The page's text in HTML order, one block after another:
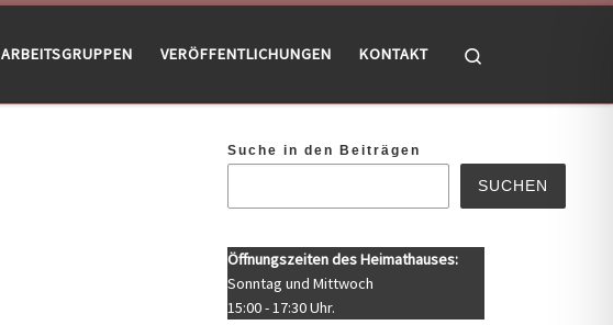
ARBEITSGRUPPEN VERÖFFENTLICHUNGEN KONTAKT
Suche in den Beiträgen
SUCHEN
Öffnungszeiten des Heimathauses:
Sonntag und Mittwoch
15:00 - 17:30 Uhr.